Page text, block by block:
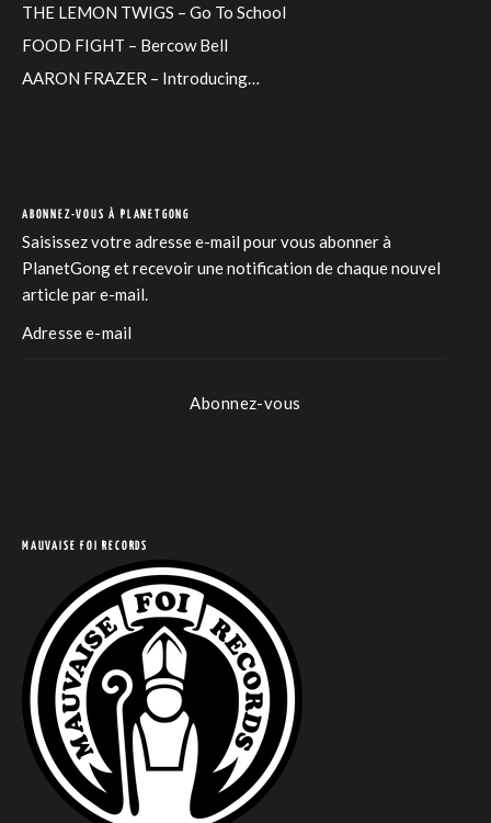
THE LEMON TWIGS – Go To School
FOOD FIGHT – Bercow Bell
AARON FRAZER – Introducing…
ABONNEZ-VOUS À PLANETGONG
Saisissez votre adresse e-mail pour vous abonner à
PlanetGong et recevoir une notification de chaque nouvel
article par e-mail.
Abonnez-vous
MAUVAISE FOI RECORDS